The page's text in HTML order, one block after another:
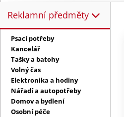
Reklamní předměty
Reklamní předměty:
Psací potřeby
Kancelář
Tašky a batohy
Volný čas
Elektronika a hodiny
Nářadí a autopotřeby
Domov a bydlení
Osobní péče